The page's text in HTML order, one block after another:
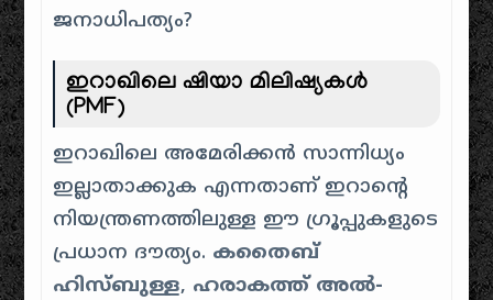
ജനാധിപത്യം?
ഇറാഖിലെ ഷിയാ മിലിഷ്യകൾ
(PMF)
​ഇറാഖിലെ അമേരിക്കൻ സാന്നിധ്യം
ഇല്ലാതാക്കുക എന്നതാണ് ഇറാന്റെ
നിയന്ത്രണത്തിലുള്ള ഈ ഗ്രൂപ്പുകളുടെ
പ്രധാന ദൗത്യം. കതൈബ്
ഹിസ്ബുള്ള, ഹരാകത്ത് അൽ-